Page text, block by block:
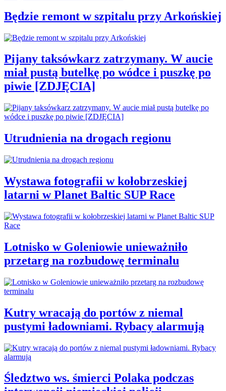
Będzie remont w szpitalu przy Arkońskiej
Pijany taksówkarz zatrzymany. W aucie
miał pustą butelkę po wódce i puszkę po
piwie [ZDJĘCIA]
Utrudnienia na drogach regionu
Wystawa fotografii w kołobrzeskiej
latarni w Planet Baltic SUP Race
Lotnisko w Goleniowie unieważniło
przetarg na rozbudowę terminalu
Kutry wracają do portów z niemal
pustymi ładowniami. Rybacy alarmują
Śledztwo ws. śmierci Polaka podczas